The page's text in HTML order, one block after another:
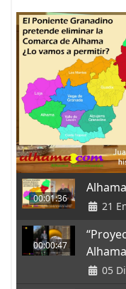
00:01:36
21
00:00:47
Alhama
05